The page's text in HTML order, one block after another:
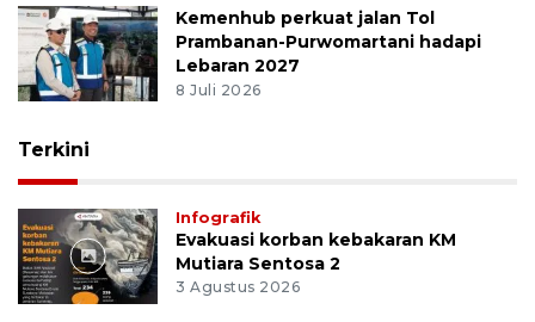
Kemenhub perkuat jalan Tol
Prambanan-Purwomartani hadapi
Lebaran 2027
8 Juli 2026
Terkini
Infografik
Evakuasi korban kebakaran KM
Mutiara Sentosa 2
3 Agustus 2026